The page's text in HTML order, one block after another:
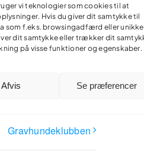
vi teknologier som cookies til at
Hvis du giver dit samtykke til
som f.eks. browsingadfærd eller unikke
dit samtykke eller trækker dit
på visse funktioner og egenskaber.
Afvis Se præferencer
TelegramTumblrPinterest
Vk
Xing Email
Gravhundeklubben